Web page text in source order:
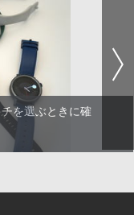
を選ぶときに確